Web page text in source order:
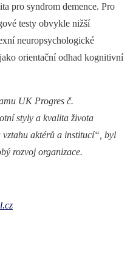
pro syndrom demence. Pro
testy obvykle nižší
neuropsychologické
orientační odhad kognitivní
UK Progres č.
styly a kvalita života
aktérů a institucí“, byl
rozvoj organizace.